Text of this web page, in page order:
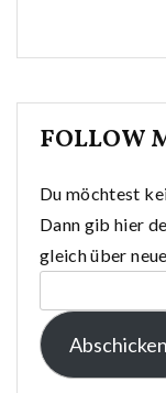
FOLLOW
Du möchtest
Dann gib hier
gleich über
Mail-
Adresse:
Abschicken